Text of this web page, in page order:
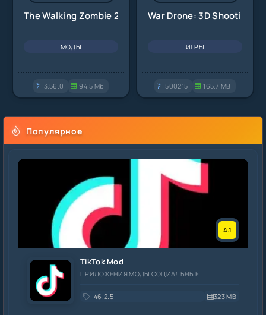
The Walking Zombie 2
МОДЫ
3.56.0 94.5 Mb
War Drone: 3D Shooting
ИГРЫ
500215 165.7 MB
Популярное
4.1
TikTok Mod
ПРИЛОЖЕНИЯ МОДЫ СОЦИАЛЬНЫЕ
46.2.5 323 MB